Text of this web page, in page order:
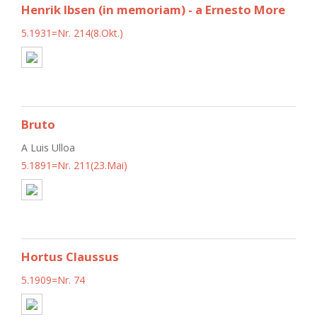
Henrik Ibsen (in memoriam) - a Ernesto More
5.1931=Nr. 214(8.Okt.)
Bruto
A Luis Ulloa
5.1891=Nr. 211(23.Mai)
Hortus Claussus
5.1909=Nr. 74